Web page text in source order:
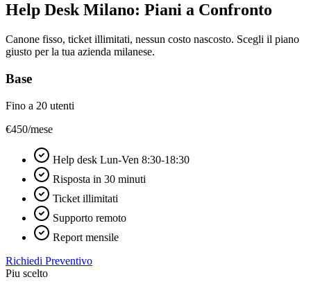
Help Desk Milano: Piani a Confronto
Canone fisso, ticket illimitati, nessun costo nascosto. Scegli il piano
giusto per la tua azienda milanese.
Base
Fino a 20 utenti
€450/mese
Help desk Lun-Ven 8:30-18:30
Risposta in 30 minuti
Ticket illimitati
Supporto remoto
Report mensile
Richiedi Preventivo
Piu scelto